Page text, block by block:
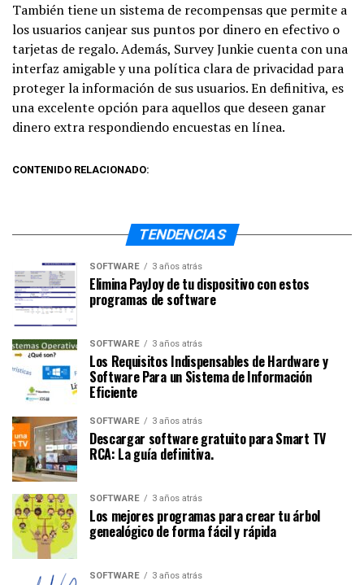
También tiene un sistema de recompensas que permite a
los usuarios canjear sus puntos por dinero en efectivo o
tarjetas de regalo. Además, Survey Junkie cuenta con una
interfaz amigable y una política clara de privacidad para
proteger la información de sus usuarios. En definitiva, es
una excelente opción para aquellos que deseen ganar
dinero extra respondiendo encuestas en línea.
CONTENIDO RELACIONADO:
TENDENCIAS
SOFTWARE 3 años atrás
Elimina PayJoy de tu dispositivo con estos
programas de software
SOFTWARE 3 años atrás
Los Requisitos Indispensables de Hardware y
Software Para un Sistema de Información
Eficiente
SOFTWARE 3 años atrás
Descargar software gratuito para Smart TV
RCA: La guía definitiva.
SOFTWARE 3 años atrás
Los mejores programas para crear tu árbol
genealógico de forma fácil y rápida
SOFTWARE 3 años atrás